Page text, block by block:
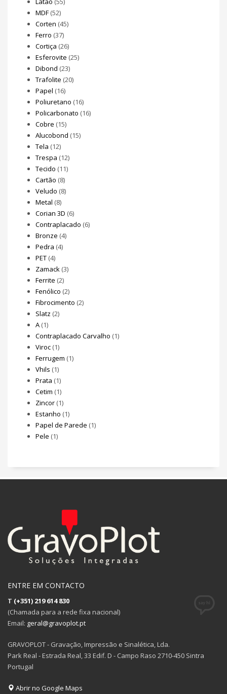
MDF (52)
Corten (45)
Ferro (37)
Cortiça (26)
Esferovite (25)
Dibond (23)
Trafolite (20)
Papel (16)
Poliuretano (16)
Policarbonato (16)
Cobre (15)
Alucobond (15)
Tela (12)
Trespa (12)
Tecido (11)
Cartão (8)
Veludo (8)
Metal (8)
Corian 3D (6)
Contraplacado (6)
Bronze (4)
Pedra (4)
PET (4)
Zamack (3)
Ferrite (2)
Fenólico (2)
Fibrocimento (2)
Slatz (2)
A (1)
Contraplacado Carvalho (1)
Viroc (1)
Ferrugem (1)
Vhils (1)
Prata (1)
Cetim (1)
Zincor (1)
Estanho (1)
Papel de Parede (1)
Pele (1)
ENTRE EM CONTACTO
T (+351) 219 614 830
(Chamada para a rede fixa nacional)
Email: geral@gravoplot.pt
GRAVOPLOT - Gravação, Impressão e Sinalética, Lda.
Park Real - Estrada Real, 33 Edif. D - Campo Raso 2710-450 Sintra
Portugal
Abrir no Google Maps